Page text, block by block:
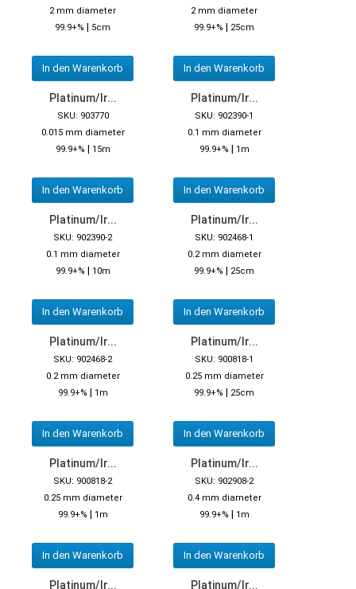
2 mm diameter
99.9+% | 5cm
In den Warenkorb
2 mm diameter
99.9+% | 25cm
In den Warenkorb
Platinum/Ir...
SKU: 903770
0.015 mm diameter
99.9+% | 15m
In den Warenkorb
Platinum/Ir...
SKU: 902390-1
0.1 mm diameter
99.9+% | 1m
In den Warenkorb
Platinum/Ir...
SKU: 902390-2
0.1 mm diameter
99.9+% | 10m
In den Warenkorb
Platinum/Ir...
SKU: 902468-1
0.2 mm diameter
99.9+% | 25cm
In den Warenkorb
Platinum/Ir...
SKU: 902468-2
0.2 mm diameter
99.9+% | 1m
In den Warenkorb
Platinum/Ir...
SKU: 900818-1
0.25 mm diameter
99.9+% | 25cm
In den Warenkorb
Platinum/Ir...
SKU: 900818-2
0.25 mm diameter
99.9+% | 1m
In den Warenkorb
Platinum/Ir...
SKU: 902908-2
0.4 mm diameter
99.9+% | 1m
In den Warenkorb
Platinum/Ir... Platinum/Ir...